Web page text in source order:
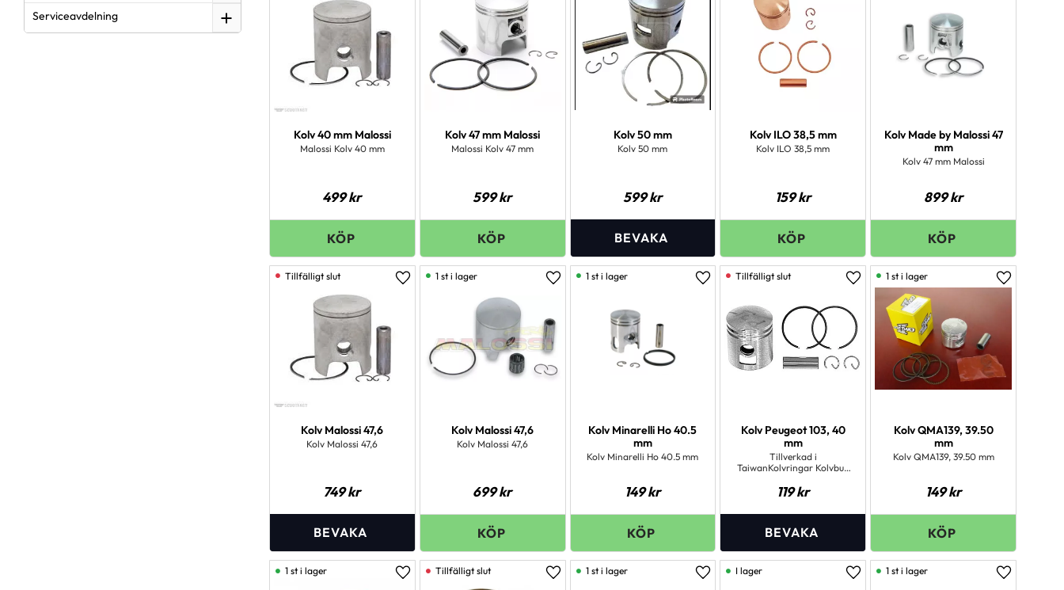
Kolv 40 mm Malossi
Malossi Kolv 40 mm
499kr
Kolv 47 mm Malossi
Malossi Kolv 47 mm
599kr
Kolv 50 mm
Kolv 50 mm
599kr
Kolv ILO 38,5 mm
Kolv ILO 38,5 mm
159kr
Kolv Made by Malossi 47
mm
Kolv 47 mm Malossi
899kr
Kolv Malossi 47,6
Kolv Malossi 47,6
749kr
Lägg till i favoriter
Kolv Malossi 47,6
Kolv Malossi 47,6
699kr
Lägg till i favoriter
1 st i lager
Kolv Minarelli Ho 40.5
mm
Kolv Minarelli Ho 40.5 mm
149kr
Lägg till i favoriter
1 st i lager
Kolv Peugeot 103, 40
mm
Tillverkad i
TaiwanKolvringar Kolvbult
119kr
Lägg till i favoriter
Kolv QMA139, 39.50
mm
Kolv QMA139, 39.50 mm
149kr
Lägg till i
1 st i lager
Lägg till i favoriter
1 st i lager
Lägg till i favoriter Lägg till i favoriter
1 st i lager
Lägg till i favoriter
I lager
Lägg till i
1 st i lager
Serviceavdelning